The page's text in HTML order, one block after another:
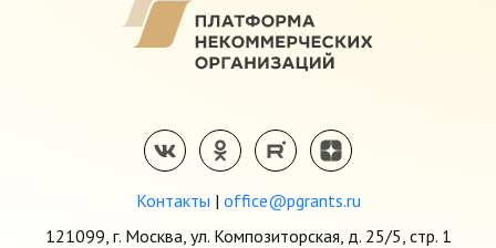
Контакты | office@pgrants.ru
121099, г. Москва, ул. Композиторская, д. 25/5, стр. 1